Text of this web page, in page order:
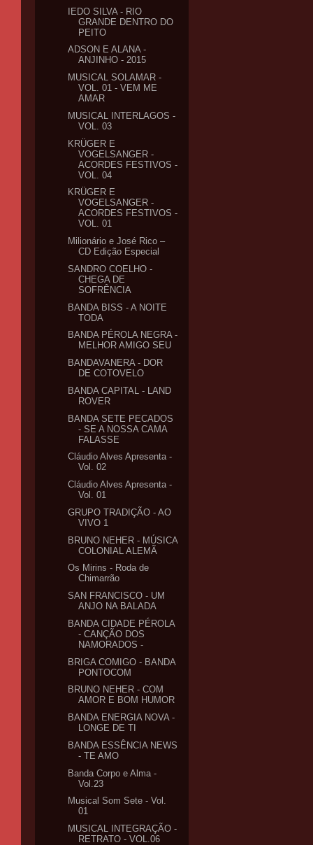
IEDO SILVA - RIO
GRANDE DENTRO DO
PEITO
ADSON E ALANA -
ANJINHO - 2015
MUSICAL SOLAMAR -
VOL. 01 - VEM ME
AMAR
MUSICAL INTERLAGOS -
VOL. 03
KRÜGER E
VOGELSANGER -
ACORDES FESTIVOS -
VOL. 04
KRÜGER E
VOGELSANGER -
ACORDES FESTIVOS -
VOL. 01
Milionário e José Rico –
CD Edição Especial
SANDRO COELHO -
CHEGA DE
SOFRÊNCIA
BANDA BISS - A NOITE
TODA
BANDA PÉROLA NEGRA -
MELHOR AMIGO SEU
BANDAVANERA - DOR
DE COTOVELO
BANDA CAPITAL - LAND
ROVER
BANDA SETE PECADOS
- SE A NOSSA CAMA
FALASSE
Cláudio Alves Apresenta -
Vol. 02
Cláudio Alves Apresenta -
Vol. 01
GRUPO TRADIÇÃO - AO
VIVO 1
BRUNO NEHER - MÚSICA
COLONIAL ALEMÃ
Os Mirins - Roda de
Chimarrão
SAN FRANCISCO - UM
ANJO NA BALADA
BANDA CIDADE PÉROLA
- CANÇÃO DOS
NAMORADOS -
BRIGA COMIGO - BANDA
PONTOCOM
BRUNO NEHER - COM
AMOR E BOM HUMOR
BANDA ENERGIA NOVA -
LONGE DE TI
BANDA ESSÊNCIA NEWS
- TE AMO
Banda Corpo e Alma -
Vol.23
Musical Som Sete - Vol.
01
MUSICAL INTEGRAÇÃO -
RETRATO - VOL.06